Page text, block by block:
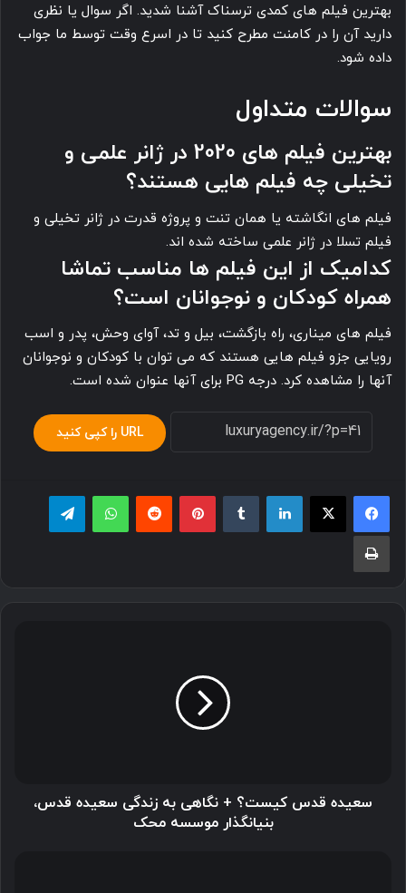
بهترین فیلم های کمدی ترسناک آشنا شدید. اگر سوال یا نظری
دارید آن را در کامنت مطرح کنید تا در اسرع وقت توسط ما جواب
داده شود.
سوالات متداول
بهترین فیلم های 2020 در ژانر علمی و
تخیلی چه فیلم هایی هستند؟
فیلم های انگاشته یا همان تنت و پروژه قدرت در ژانر تخیلی و
فیلم تسلا در ژانر علمی ساخته شده اند.
کدامیک از این فیلم ها مناسب تماشا
همراه کودکان و نوجوانان است؟
فیلم های میناری، راه بازگشت، بیل و تد، آوای وحش، پدر و اسب
رویایی جزو فیلم هایی هستند که می توان با کودکان و نوجوانان
آنها را مشاهده کرد. درجه PG برای آنها عنوان شده است.
URL را کپی کنید
لینکدین ‫تامبلر پینترست‫رددیت واتس آپ تلگرام
چاپ
بنیانگذار
سعیده قدس کیست؟ + نگاهی به زندگی سعیده قدس،
بنیانگذار موسسه محک